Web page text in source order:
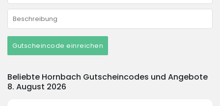
Gutscheincode einreichen
Beliebte Hornbach Gutscheincodes und Angebote
8. August 2026